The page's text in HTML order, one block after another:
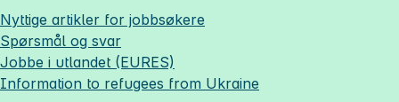
Nyttige artikler for jobbsøkere
Spørsmål og svar
Jobbe i utlandet (EURES)
Information to refugees from Ukraine